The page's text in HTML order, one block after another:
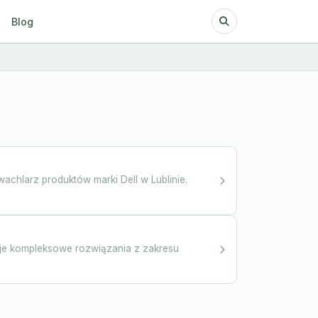
Blog
produktów marki Dell w Lublinie.
kompleksowe rozwiązania z zakresu